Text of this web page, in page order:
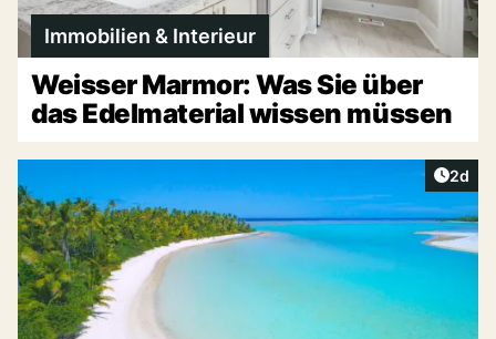
Immobilien & Interieur
Weisser Marmor: Was Sie über
das Edelmaterial wissen müssen
2d